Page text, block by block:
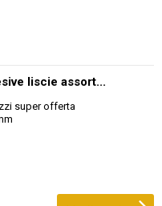
liscie assort...
super offerta